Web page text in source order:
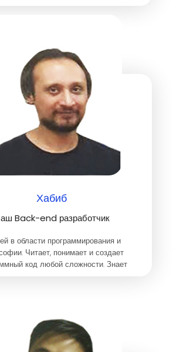
Хабиб
Back-end разработчик
в области программирования и
Читает, понимает и создает
код любой сложности. Знает